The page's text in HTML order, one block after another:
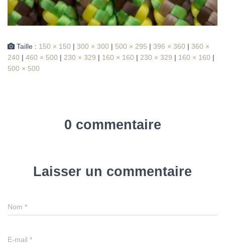
Taille : 150 × 150 | 300 × 300 | 500 × 295 | 396 × 360 | 360 ×
240 | 460 × 500 | 230 × 329 | 160 × 160 | 230 × 329 | 160 × 160 |
500 × 500
0 commentaire
Laisser un commentaire
Nom *
E-mail *